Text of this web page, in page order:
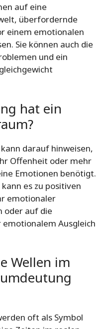
auf eine
überfordernde
einem emotionalen
Sie können auch die
und ein
hat ein
darauf hinweisen,
Offenheit oder mehr
Emotionen benötigt.
es zu positiven
emotionaler
oder auf die
Ausgleich
Wellen im
oft als Symbol